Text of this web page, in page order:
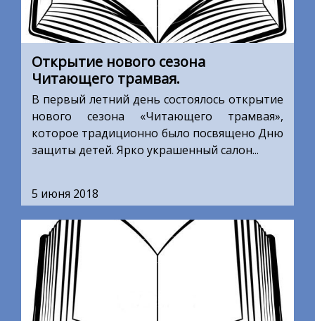
Открытие нового сезона
Читающего трамвая.
В первый летний день состоялось открытие
нового сезона «Читающего трамвая»,
которое традиционно было посвящено Дню
защиты детей. Ярко украшенный салон...
5 июня 2018